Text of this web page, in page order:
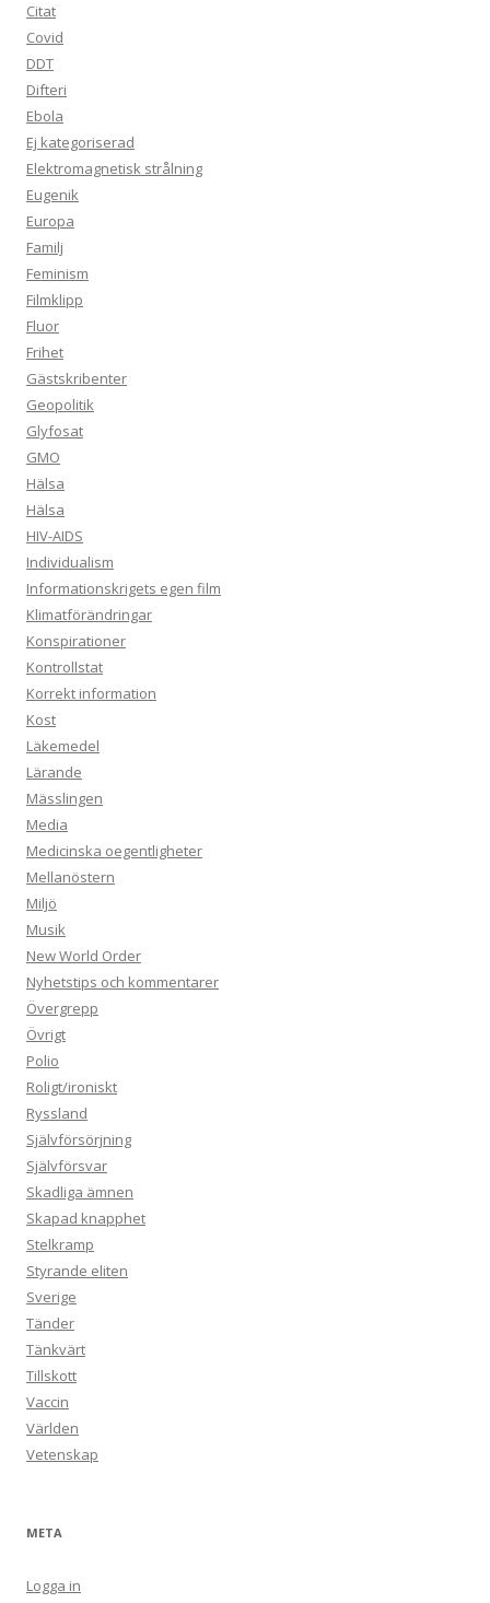
Citat
Covid
DDT
Difteri
Ebola
Ej kategoriserad
Elektromagnetisk strålning
Eugenik
Europa
Familj
Feminism
Filmklipp
Fluor
Frihet
Gästskribenter
Geopolitik
Glyfosat
GMO
Hälsa
Hälsa
HIV-AIDS
Individualism
Informationskrigets egen film
Klimatförändringar
Konspirationer
Kontrollstat
Korrekt information
Kost
Läkemedel
Lärande
Mässlingen
Media
Medicinska oegentligheter
Mellanöstern
Miljö
Musik
New World Order
Nyhetstips och kommentarer
Övergrepp
Övrigt
Polio
Roligt/ironiskt
Ryssland
Självförsörjning
Självförsvar
Skadliga ämnen
Skapad knapphet
Stelkramp
Styrande eliten
Sverige
Tänder
Tänkvärt
Tillskott
Vaccin
Världen
Vetenskap
META
Logga in